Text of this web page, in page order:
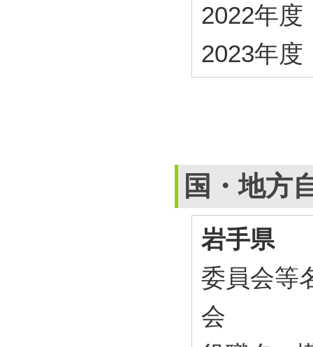
2022年度
2023年度
国・地方
岩手県
委員会等
会